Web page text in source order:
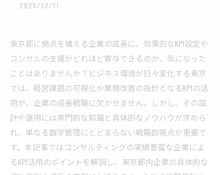
2025/12/17
東京都に拠点を構える企業の成長に、効果的なKPI設定や
コンサルの支援がどれほど寄与できるのか、気になった
ことはありませんか？ビジネス環境が日々変化する東京
では、経営課題の可視化や業務改善の指針となるKPIの活
用が、企業の成長戦略に欠かせません。しかし、その設
計や運用には専門的な知識と具体的なノウハウが求めら
れ、単なる数字管理にとどまらない戦略的視点が重要で
す。本記事ではコンサルティングの実績豊富な企業によ
るKPI活用のポイントを解説し、東京都内企業の具体的な